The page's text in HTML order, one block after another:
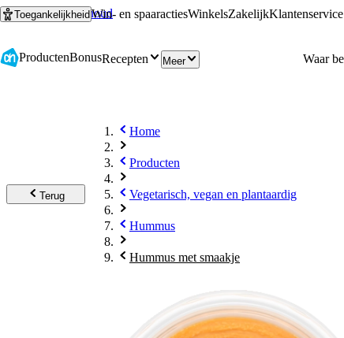
Ga naar hoofdinhoud
Ga naar zoeken
ToegankelijkheidWin- en spaaractiesWinkelsZakelijkKlantenservice
ProductenBonusRecepten Meer
Terug
Home
Producten
Vegetarisch, vegan en plantaardig
Hummus
Hummus met smaakje